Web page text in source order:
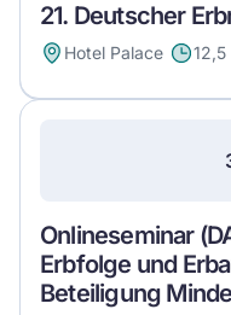
21. Deutscher
Hotel Palace
Onlineseminar
Erbfolge und
Beteiligung